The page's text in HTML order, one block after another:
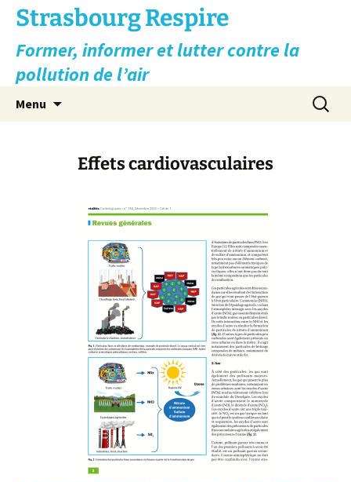
Aller
contenu
Strasbourg Respire
Former, informer et lutter contre la
pollution de l’air
Menu
Effets cardiovasculaires